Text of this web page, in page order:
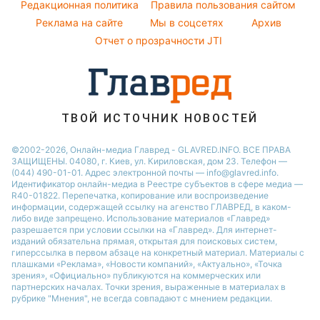
Праздничное меню
Погода на завтра
Пылевая буря
Редакционная политика
Правила пользования сайтом
Реклама на сайте
Мы в соцсетях
Архив
Отчет о прозрачности JTI
ТВОЙ ИСТОЧНИК НОВОСТЕЙ
©2002-2026, Онлайн-медиа Главред - GLAVRED.INFO. ВСЕ ПРАВА
ЗАЩИЩЕНЫ. 04080, г. Киев, ул. Кириловская, дом 23. Телефон —
(044) 490-01-01. Адрес электронной почты — info@glavred.info.
Идентификатор онлайн-медиа в Реестре cубъектов в сфере медиа —
R40-01822. Перепечатка, копирование или воспроизведение
информации, содержащей ссылку на агенство ГЛАВРЕД, в каком-
либо виде запрещено. Использование материалов «Главред»
разрешается при условии ссылки на «Главред». Для интернет-
изданий обязательна прямая, открытая для поисковых систем,
гиперссылка в первом абзаце на конкретный материал. Материалы с
плашками «Реклама», «Новости компаний», «Актуально», «Точка
зрения», «Официально» публикуются на коммерческих или
партнерских началах. Точки зрения, выраженные в материалах в
рубрике "Мнения", не всегда совпадают с мнением редакции.